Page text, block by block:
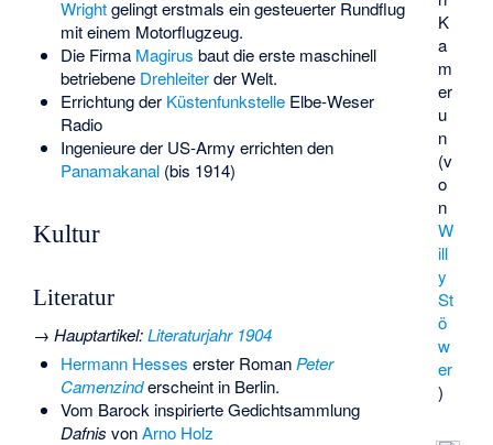
K
a
m
er
u
n
(v
o
n
W
ill
y
St
ö
w
er
)
Wrightgelingt erstmals ein gesteuerter Rundflug
mit einem Motorflugzeug.
Die Firma Magirus baut die erste maschinell
betriebene Drehleiterder Welt.
Errichtung der Küstenfunkstelle Elbe-Weser
Radio
Ingenieure der US-Army errichten den
Panamakanal(bis 1914)
Kultur
Literatur
→Hauptartikel:Literaturjahr 1904
Hermann Hesses erster Roman Peter
Camenzinderscheint in Berlin.
Vom Barock inspirierte Gedichtsammlung
Dafnis vonArno Holz